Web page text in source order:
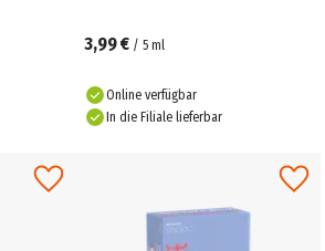
3,99 € / 5 ml
Online verfügbar
In die Filiale lieferbar